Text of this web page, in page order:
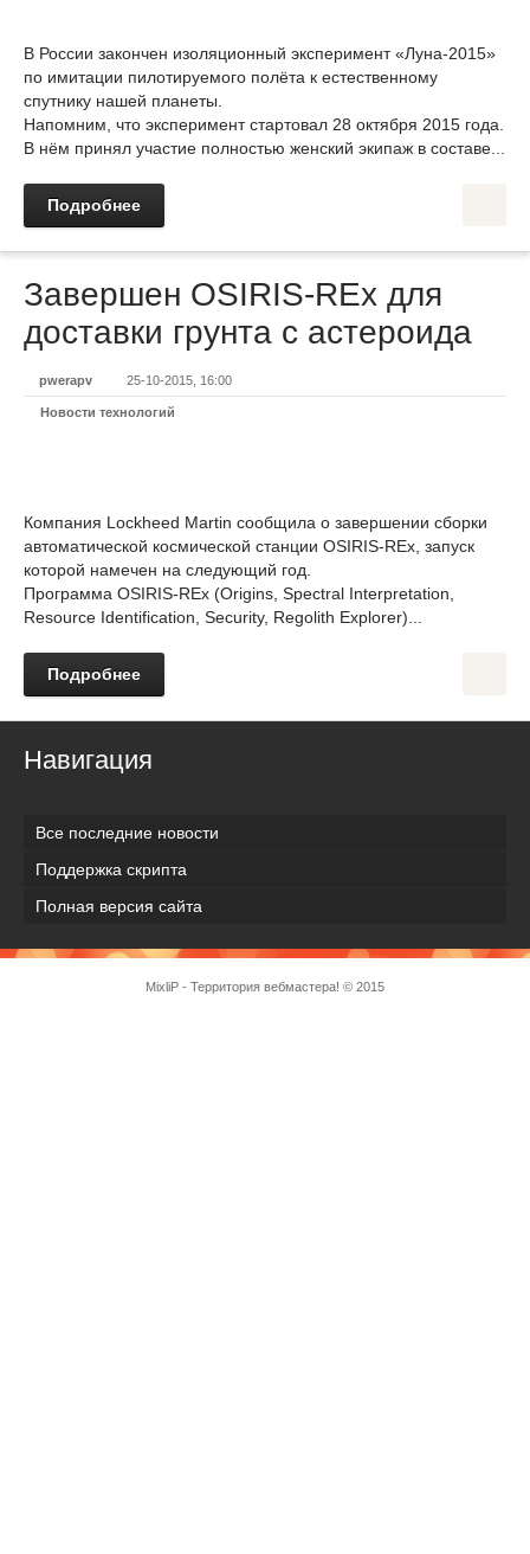
В России закончен изоляционный эксперимент «Луна-2015»
по имитации пилотируемого полёта к естественному
спутнику нашей планеты.
Напомним, что эксперимент стартовал 28 октября 2015 года.
В нём принял участие полностью женский экипаж в составе...
Подробнее
Завершен OSIRIS-REx для
доставки грунта с астероида
pwerapv 25-10-2015, 16:00
Новости технологий
Компания Lockheed Martin сообщила о завершении сборки
автоматической космической станции OSIRIS-REx, запуск
которой намечен на следующий год.
Программа OSIRIS-REx (Origins, Spectral Interpretation,
Resource Identification, Security, Regolith Explorer)...
Подробнее
Навигация
Все последние новости
Поддержка скрипта
Полная версия сайта
MixliP - Территория вебмастера! © 2015